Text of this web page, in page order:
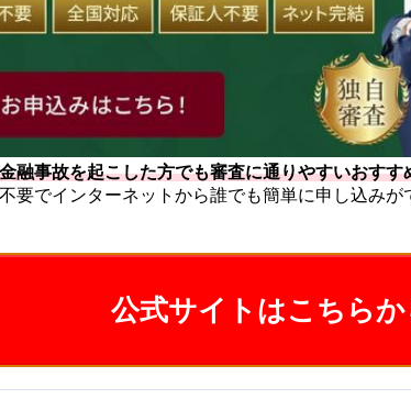
融事故を起こした方でも審査に通りやすいおすす
要でインターネットから誰でも簡単に申し込みが
公式サイトはこちらか